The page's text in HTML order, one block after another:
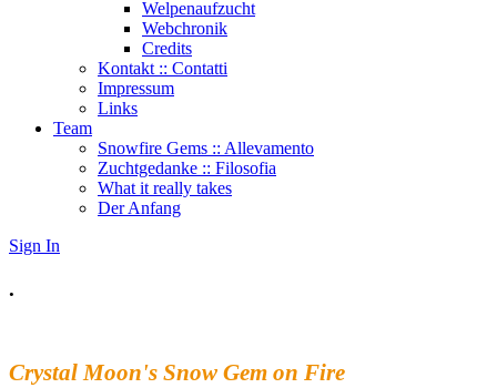
Welpenaufzucht
Webchronik
Credits
Kontakt :: Contatti
Impressum
Links
Team
Snowfire Gems :: Allevamento
Zuchtgedanke :: Filosofia
What it really takes
Der Anfang
Sign In
.
Crystal Moon's Snow Gem on Fire